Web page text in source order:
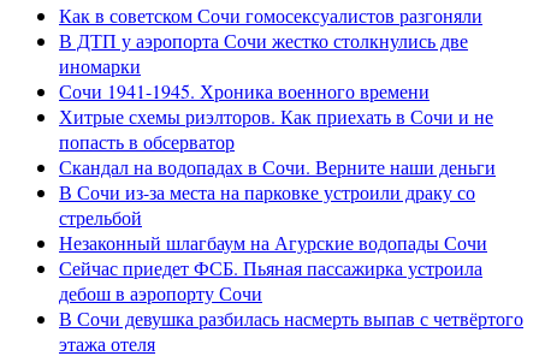
Как в советском Сочи гомосексуалистов разгоняли
В ДТП у аэропорта Сочи жестко столкнулись две
иномарки
Сочи 1941-1945. Хроника военного времени
Хитрые схемы риэлторов. Как приехать в Сочи и не
попасть в обсерватор
Скандал на водопадах в Сочи. Верните наши деньги
В Сочи из-за места на парковке устроили драку со
стрельбой
Незаконный шлагбаум на Агурские водопады Сочи
Сейчас приедет ФСБ. Пьяная пассажирка устроила
дебош в аэропорту Сочи
В Сочи девушка разбилась насмерть выпав с четвёртого
этажа отеля